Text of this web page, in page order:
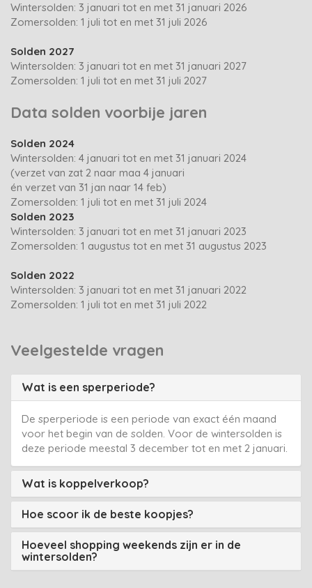
Wintersolden: 3 januari tot en met 31 januari 2026
Zomersolden: 1 juli tot en met 31 juli 2026
Solden 2027
Wintersolden: 3 januari tot en met 31 januari 2027
Zomersolden: 1 juli tot en met 31 juli 2027
Data solden voorbije jaren
Solden 2024
Wintersolden: 4 januari tot en met 31 januari 2024
(verzet van zat 2 naar maa 4 januari
én verzet van 31 jan naar 14 feb)
Zomersolden: 1 juli tot en met 31 juli 2024
Solden 2023
Wintersolden: 3 januari tot en met 31 januari 2023
Zomersolden: 1 augustus tot en met 31 augustus 2023
Solden 2022
Wintersolden: 3 januari tot en met 31 januari 2022
Zomersolden: 1 juli tot en met 31 juli 2022
Veelgestelde vragen
Wat is een sperperiode?
De sperperiode is een periode van exact één maand
voor het begin van de solden. Voor de wintersolden is
deze periode meestal 3 december tot en met 2 januari.
Wat is koppelverkoop?
Hoe scoor ik de beste koopjes?
Hoeveel shopping weekends zijn er in de
wintersolden?